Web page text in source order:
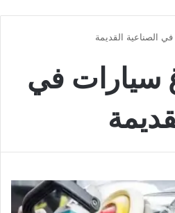
الصناعية القديمة
سيارات في